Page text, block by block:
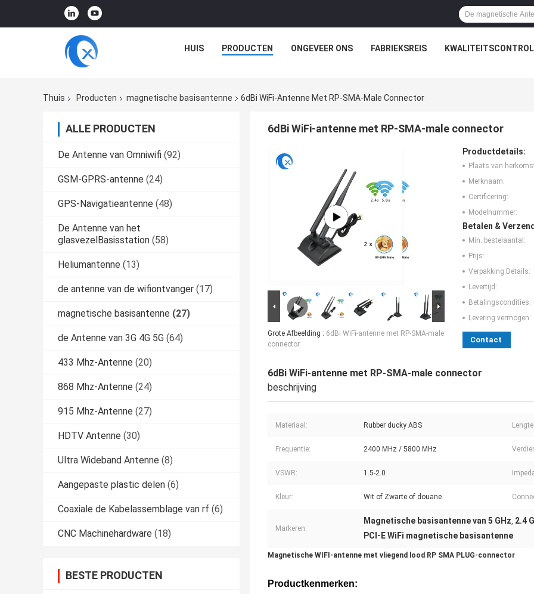
HUIS PRODUCTEN ONGEVEER ONS FABRIEKSREIS
Thuis Producten magnetische basisantenne 6dBi WiFi-Antenne Met RP-SMA-Male Connector
ALLE PRODUCTEN
De Antenne van Omniwifi (92)
GSM-GPRS-antenne (24)
GPS-Navigatieantenne (48)
De Antenne van het
glasvezelBasisstation (58)
Heliumantenne (13)
de antenne van de wifiontvanger (17)
magnetische basisantenne (27)
de Antenne van 3G 4G 5G (64)
433 Mhz-Antenne (20)
868 Mhz-Antenne (24)
915 Mhz-Antenne (27)
HDTV Antenne (30)
Ultra Wideband Antenne (8)
Aangepaste plastic delen (6)
Coaxiale de Kabelassemblage van rf (6)
CNC Machinehardware (18)
BESTE PRODUCTEN
6dBi WiFi-antenne met RP-SMA-male connector
Grote Afbeelding : 6dBi WiFi-antenne met RP-SMA-male
connector
Productdetails:
Plaats van
Merknaam:
Certificering:
Modelnummer:
Betalen &
Min. bestelaantal:
Prijs:
Verpakking Details:
Levertijd:
Betalingscondities:
Levering vermogen:
Contact
6dBi WiFi-antenne met RP-SMA-male connector
beschrijving
Materiaal: Rubber ducky ABS
Frequentie: 2400 MHz / 5800 MHz
VSWR: 1.5-2.0
Kleur: Wit of Zwarte of douane
Markeren:
Magnetische basisantenne van 5 GHz, 2.4
PCI-E WiFi magnetische basisantenne
Magnetische WIFI-antenne met vliegend lood RP SMA PLUG-connector
Productkenmerken: